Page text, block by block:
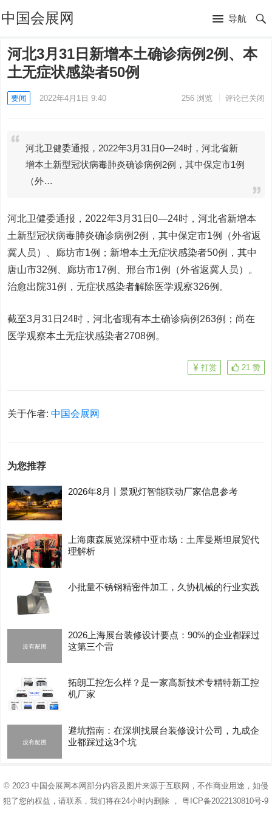
中国会展网 导航
河北3月31日新增本土确诊病例2例、本
土无症状感染者50例
要闻 2022年4月1日 9:40 256浏览 评论已关闭
河北卫健委通报，2022年3月31日0—24时，河北省新
增本土新型冠状病毒肺炎确诊病例2例，其中保定市1例
（外…
河北卫健委通报，2022年3月31日0—24时，河北省新增本
土新型冠状病毒肺炎确诊病例2例，其中保定市1例（外省返
冀人员）、廊坊市1例；新增本土无症状感染者50例，其中
唐山市32例、廊坊市17例、邢台市1例（外省返冀人员）。
治愈出院31例，无症状感染者解除医学观察326例。
截至3月31日24时，河北省现有本土确诊病例263例；尚在
医学观察本土无症状感染者2708例。
21 赞
打赏
关于作者:中国会展网
为您推荐
2026年8月丨景观灯智能联动厂家信息参考
上海康森展览深耕中亚市场：土库曼斯坦展贸代
理解析
小批量不锈钢精密件加工，久协机械的行业实践
2026上海展台装修设计要点：90%的企业都踩过
这第三个雷
拓朗工控怎么样？是一家高新技术专精特新工控
机厂家
避坑指南：在深圳找展台装修设计公司，九成企
业都踩过这3个坑
© 2023 中国会展网本网部分内容及图片来源于互联网，不作商业用途，如侵
犯了您的权益，请联系，我们将在24小时内删除 ，粤ICP备2022130810号-9